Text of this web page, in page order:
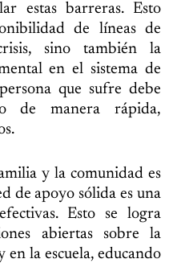
estas barreras. Esto
de líneas de
sino también la
en el sistema de
que sufre debe
de manera rápida,
y la comunidad es
de apoyo sólida es una
Esto se logra
abiertas sobre la
la escuela, educando